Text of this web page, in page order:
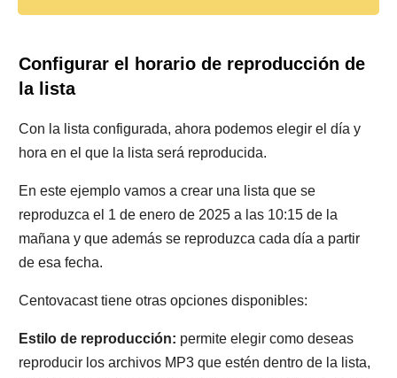
Configurar el horario de reproducción de
la lista
Con la lista configurada, ahora podemos elegir el día y
hora en el que la lista será reproducida.
En este ejemplo vamos a crear una lista que se
reproduzca el 1 de enero de 2025 a las 10:15 de la
mañana y que además se reproduzca cada día a partir
de esa fecha.
Centovacast tiene otras opciones disponibles:
Estilo de reproducción: permite elegir como deseas
reproducir los archivos MP3 que estén dentro de la lista,